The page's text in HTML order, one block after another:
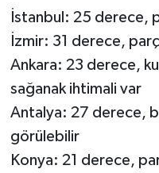
İstanbul: 25 derece,
İzmir: 31 derece,
Ankara: 23 derece,
sağanak ihtimali var
Antalya: 27 derece,
görülebilir
Konya: 21 derece,